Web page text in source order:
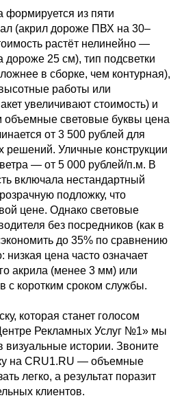
из пяти
(акрил дороже ПВХ на 30–
растёт нелинейно —
дороже 25 см), тип подсветки
в сборке, чем контурная),
работы или
увеличивают стоимость) и
объемные световые буквы цена
от 3 500 рублей для
решений. Уличные конструкции
— от 5 000 рублей/п.м. В
включала нестандартный
подложку, что
цене. Однако световые
без посредников (как в
до 35% по сравнению
низкая цена часто означает
акрила (менее 3 мм) или
с коротким сроком службы.
которая станет голосом
Рекламных Услуг №1» мы
истории. Звоните
на CRU1.RU — объемные
легко, а результат поразит
клиентов.